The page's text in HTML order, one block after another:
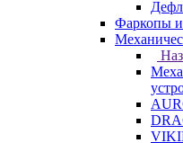
Фаркопы и